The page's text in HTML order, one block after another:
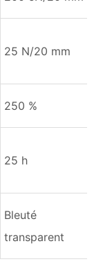
25 N/20 mm
250 %
25 h
Bleuté
transparent